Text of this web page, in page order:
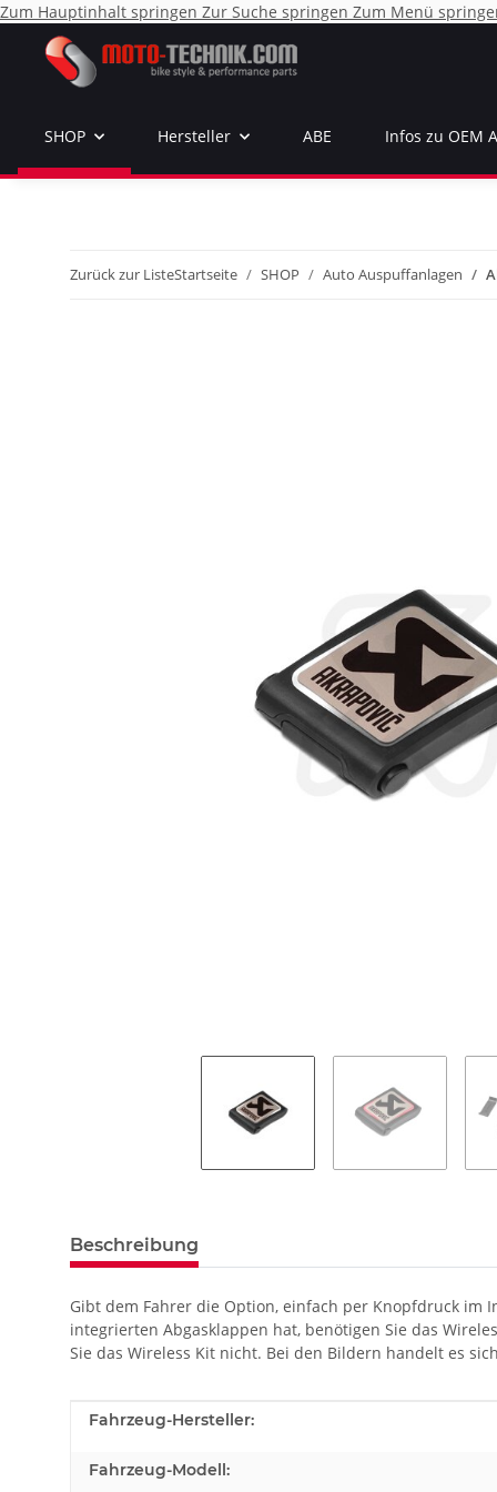
Zum Hauptinhalt springen Zur Suche springen Zum Menü
SHOP Hersteller ABE Infos zu OEM
Zurück zur ListeStartseite SHOP Auto Auspuffanlagen
Beschreibung
Gibt dem Fahrer die Option, einfach per Knopfdruck im
integrierten Abgasklappen hat, benötigen Sie das
Sie das Wireless Kit nicht. Bei den Bildern handelt es
Produkteigenschaft
Wert
Fahrzeug-Hersteller:
Fahrzeug-Modell: